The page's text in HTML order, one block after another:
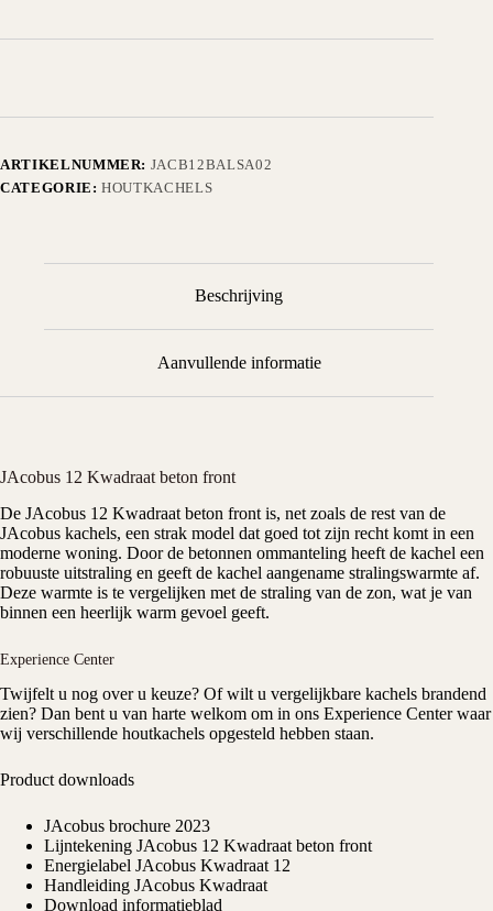
ARTIKELNUMMER: JACB12BALSA02
CATEGORIE:HOUTKACHELS
Beschrijving
Aanvullende informatie
JAcobus 12 Kwadraat beton front
De JAcobus 12 Kwadraat beton front is, net zoals de rest van de
JAcobus kachels, een strak model dat goed tot zijn recht komt in een
moderne woning. Door de betonnen ommanteling heeft de kachel een
robuuste uitstraling en geeft de kachel aangename stralingswarmte af.
Deze warmte is te vergelijken met de straling van de zon, wat je van
binnen een heerlijk warm gevoel geeft.
Experience Center
Twijfelt u nog over u keuze? Of wilt u vergelijkbare kachels brandend
zien? Dan bent u van harte welkom om in ons Experience Centerwaar
wij verschillende houtkachels opgesteld hebben staan.
Product downloads
JAcobus brochure 2023
Lijntekening JAcobus 12 Kwadraat beton front
Energielabel JAcobus Kwadraat 12
Handleiding JAcobus Kwadraat
Download informatieblad